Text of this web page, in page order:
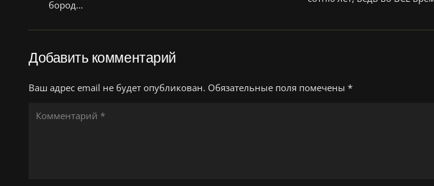
бород…
Добавить комментарий
Ваш адрес email не будет опубликован. Обязательные поля помечены *